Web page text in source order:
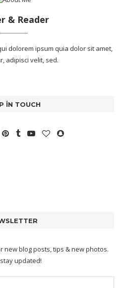
& Reader
dolorem ipsum quia dolor sit amet,
adipisci velit, sed.
IN TOUCH
new blog posts, tips & new photos.
updated!